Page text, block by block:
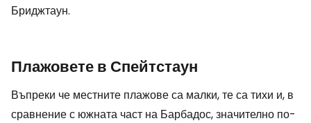
Бриджтаун.
Плажовете в Спейтстаун
Въпреки че местните плажове са малки, те са тихи и, в
сравнение с южната част на Барбадос, значително по-